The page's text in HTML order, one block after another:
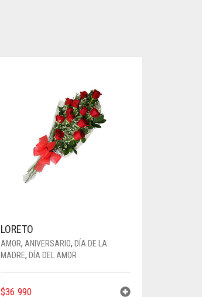
LORETO
AMOR, ANIVERSARIO, DÍA DE LA
MADRE, DÍA DEL AMOR
$36.990